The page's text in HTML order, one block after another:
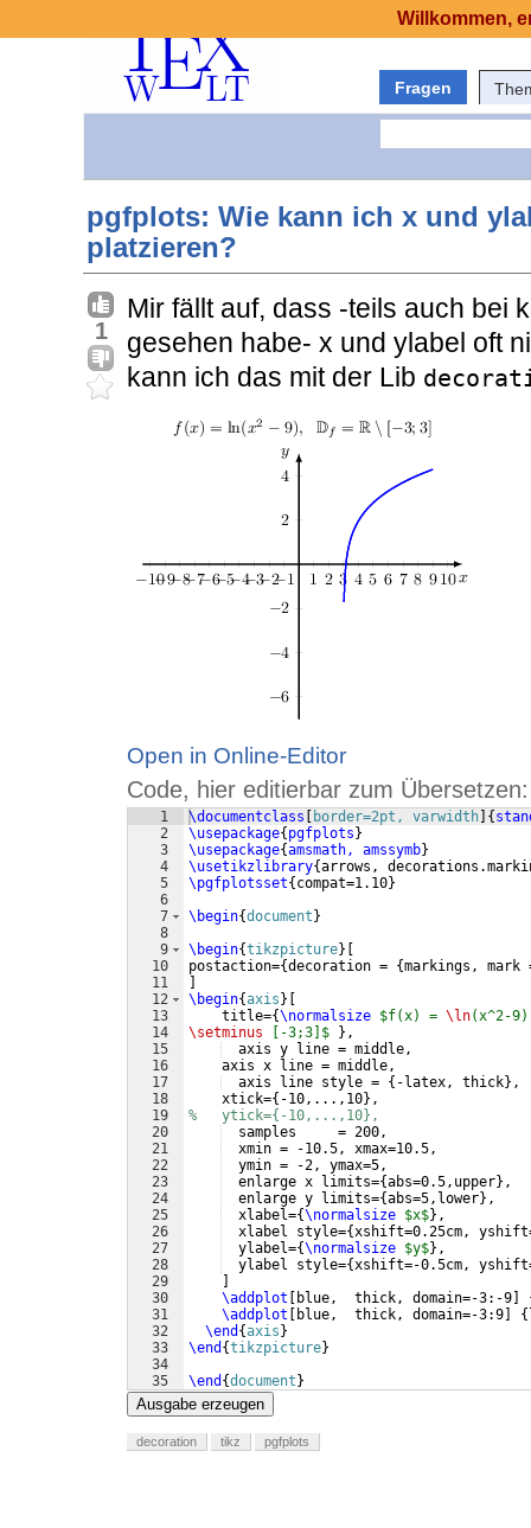
Fragen
pgfplots: Wie kann ich x und
platzieren?
1
Mir fällt auf, dass -teils auch bei
gesehen habe- x und ylabel oft
kann ich das mit der Lib
Open in Online-Editor
Code, hier editierbar zum Übersetzen:
1
2
3
4
5
6
7
8
9
10
11
12
13
14
15
16
17
18
19
20
21
22
23
24
25
26
27
28
29
30
31
32
33
34
35
\documentclass border=2pt, varwidth {
\usepackage{ pgfplots }
\usepackage{amsmath, amssymb}
\usetikzlibrary{arrows,
\pgfplotsset{ compat=1.10}
\begin{document }
\begin{tikzpicture}
postaction={decoration = {markings,
\begin{axis }
    title=
{\normalsize $f(x) = \ln(x^2-
\setminus [-3;3]$ } ,
  axis y line = middle,
    axis x line = middle,
  axis line style =
{ -latex, thick} ,
    xtick=
{ -10,...,10} ,
%   ytick={-10,...,10},
  samples     = 200,
  xmin = -10.5, xmax=10.5,
  ymin = -2, ymax=5,
  enlarge x limits=
{abs=0.5,upper} ,
  enlarge y limits=
{abs=5,lower} ,
  xlabel=
{\normalsize $x$} ,
  xlabel style=
{xshift=0.25cm,
  ylabel=
{\normalsize $y$} ,
  ylabel style=
{xshift=-0.5cm,
\addplot
blue,  thick, domain=-3:-9
\addplot
blue,  thick, domain=-3:9 {
\end {axis }
\end {tikzpicture}
\end {document }
Ausgabe erzeugen
decoration tikz pgfplots
Willkommen,